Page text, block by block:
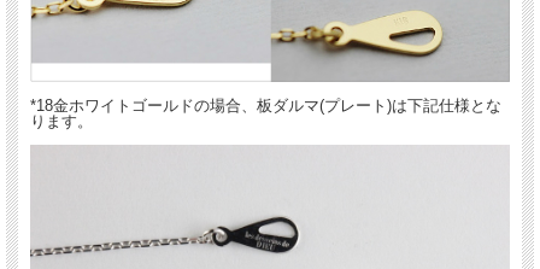
*18金ホワイトゴールドの場合、板ダルマ(プレート)は下記仕様とな
ります。